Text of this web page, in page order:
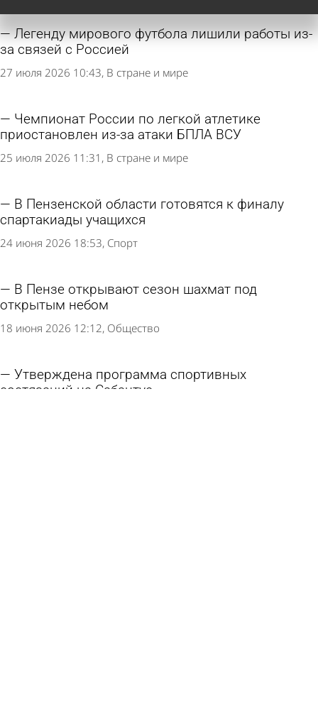
Легенду мирового футбола лишили работы из-
за связей с Россией
27 июля 2026 10:43 В стране и мире
Чемпионат России по легкой атлетике
приостановлен из-за атаки БПЛА ВСУ
25 июля 2026 11:31 В стране и мире
В Пензенской области готовятся к финалу
спартакиады учащихся
24 июня 2026 18:53 Спорт
В Пензе открывают сезон шахмат под
открытым небом
18 июня 2026 12:12 Общество
Утверждена программа спортивных
состязаний на Сабантуе